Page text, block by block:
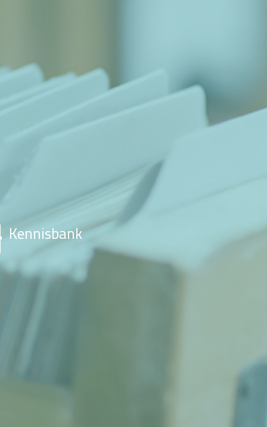
Kennisbank